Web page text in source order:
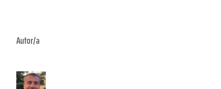
Autor/a